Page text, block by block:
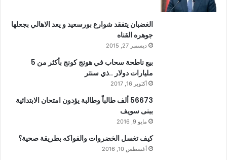
الغضبان يتفقد شوارع بورسعيد و يعد الاهالي بجعلها
جوهره القناه
ديسمبر 27, 2015
بيع ناطحة سحاب في هونج كونج بأكثر من 5
مليارات دولار ..ذي سنتر
أكتوبر 16, 2017
56673 ألف طالباً وطالبة يؤدون امتحان الابتدائية
ببنى سويف
مايو 9, 2016
كيف تغسل الخضروات والفواكه بطريقة صحية؟
أغسطس 10, 2016